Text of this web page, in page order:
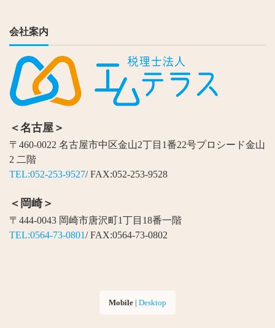
会社案内
＜名古屋＞
〒460-0022 名古屋市中区金山2丁目1番22号プロシード金山
2 二階
TEL:052-253-9527/ FAX:052-253-9528
＜岡崎＞
〒444-0043 岡崎市唐沢町1丁目18番一階
TEL:0564-73-0801/ FAX:0564-73-0802
Mobile | Desktop